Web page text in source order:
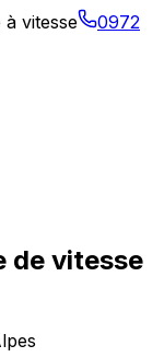
vitesse
0972
de vitesse